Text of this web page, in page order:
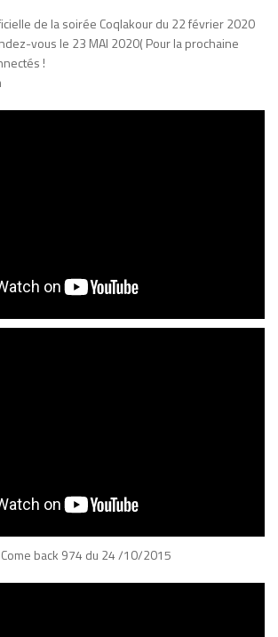
de la soirée Coqlakour du 22 février 2020
vous le 23 MAI 2020( Pour la prochaine
!
back 974 du 24 /10/2015